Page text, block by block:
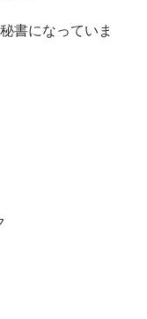
書になっていま